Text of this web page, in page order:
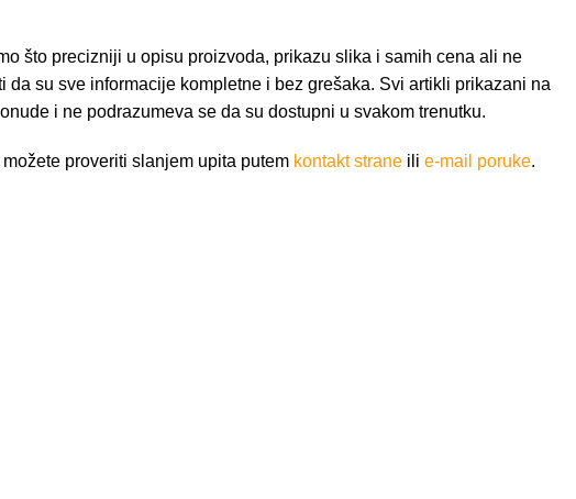
što precizniji u opisu proizvoda, prikazu slika i samih cena ali ne
da su sve informacije kompletne i bez grešaka. Svi artikli prikazani na
i ne podrazumeva se da su dostupni u svakom trenutku.
proveriti slanjem upita putem kontakt strane ili e-mail poruke.